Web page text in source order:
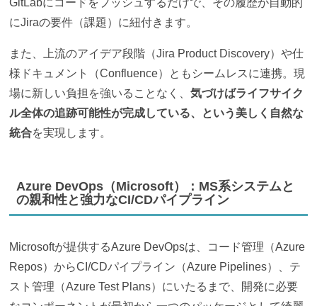
にJiraの要件（課題）に紐付きます。
また、上流のアイデア段階（Jira Product Discovery）や仕
様ドキュメント（Confluence）ともシームレスに連携。現
場に新しい負担を強いることなく、気づけばライフサイク
ル全体の追跡可能性が完成している、という美しく自然な
統合を実現します。
Azure DevOps（Microsoft）：MS系システムと
の親和性と強力なCI/CDパイプライン
Microsoftが提供するAzure DevOpsは、コード管理（Azure
Repos）からCI/CDパイプライン（Azure Pipelines）、テ
スト管理（Azure Test Plans）にいたるまで、開発に必要